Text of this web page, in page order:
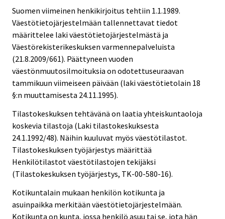
Suomen viimeinen henkikirjoitus tehtiin 1.1.1989.
Väestötietojärjestelmään tallennettavat tiedot
määrittelee laki väestötietojärjestelmästä ja
Väestörekisterikeskuksen varmennepalveluista
(21.8.2009/661). Päättyneen vuoden
väestönmuutosilmoituksia on odotettuseuraavan
tammikuun viimeiseen päivään (laki väestötietolain 18
§:n muuttamisesta 24.11.1995).
Tilastokeskuksen tehtävänä on laatia yhteiskuntaoloja
koskevia tilastoja (Laki tilastokeskuksesta
24.1.1992/48). Näihin kuuluvat myös väestötilastot.
Tilastokeskuksen työjärjestys määrittää
Henkilötilastot väestötilastojen tekijäksi
(Tilastokeskuksen työjärjestys, TK-00-580-16).
Kotikuntalain mukaan henkilön kotikunta ja
asuinpaikka merkitään väestötietojärjestelmään.
Kotikunta on kunta, jossa henkilö asuu tai se, jota hän